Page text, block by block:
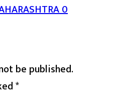
0
be published.
*